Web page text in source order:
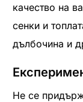
качество на
сенки и
дълбочина и
Не се